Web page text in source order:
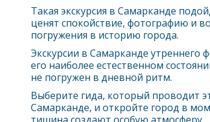
Такая экскурсия в Самарканде
ценят спокойствие, фотографию и
погружения в историю города.
Экскурсии в Самарканде утреннего
его наиболее естественном
не погружен в дневной ритм.
Выберите гида, который проводит
Самарканде, и откройте город в